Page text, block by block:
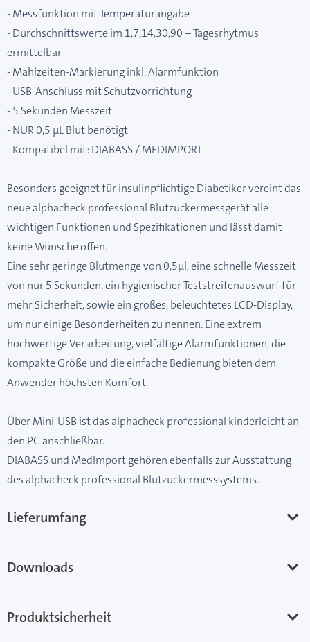
- Messfunktion mit Temperaturangabe
- Durchschnittswerte im 1,7,14,30,90 – Tagesrhytmus
ermittelbar
- Mahlzeiten-Markierung inkl. Alarmfunktion
- USB-Anschluss mit Schutzvorrichtung
- 5 Sekunden Messzeit
- NUR 0,5 µL Blut benötigt
- Kompatibel mit: DIABASS / MEDIMPORT
Besonders geeignet für insulinpflichtige Diabetiker vereint das
neue alphacheck professional Blutzuckermessgerät alle
wichtigen Funktionen und Spezifikationen und lässt damit
keine Wünsche offen.
Eine sehr geringe Blutmenge von 0,5µl, eine schnelle Messzeit
von nur 5 Sekunden, ein hygienischer Teststreifenauswurf für
mehr Sicherheit, sowie ein großes, beleuchtetes LCD-Display,
um nur einige Besonderheiten zu nennen. Eine extrem
hochwertige Verarbeitung, vielfältige Alarmfunktionen, die
kompakte Größe und die einfache Bedienung bieten dem
Anwender höchsten Komfort.
Über Mini-USB ist das alphacheck professional kinderleicht an
den PC anschließbar.
DIABASS und MedImport gehören ebenfalls zur Ausstattung
des alphacheck professional Blutzuckermesssystems.
Lieferumfang
Downloads
Produktsicherheit